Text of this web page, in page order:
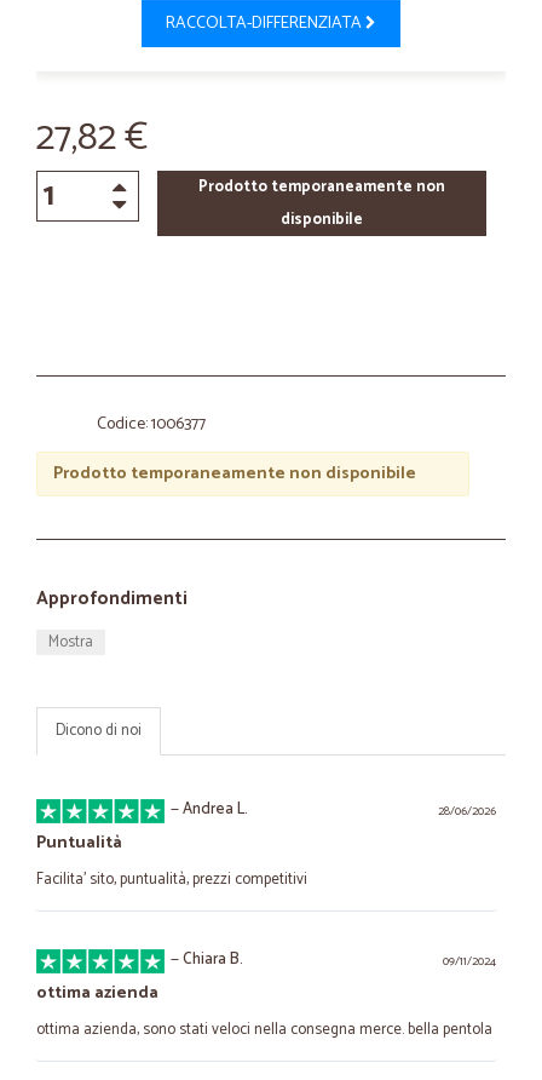
RACCOLTA-DIFFERENZIATA
27,82 €
Prodotto temporaneamente non
disponibile
Codice: 1006377
Prodotto temporaneamente non disponibile
Approfondimenti
Mostra
Dicono di noi
28/06/2026
—Andrea L.
Puntualità
Facilita’ sito, puntualità, prezzi competitivi
09/11/2024
—Chiara B.
ottima azienda
ottima azienda, sono stati veloci nella consegna merce. bella pentola